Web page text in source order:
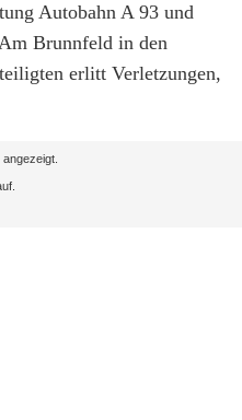
Autobahn A 93 und
Brunnfeld in den
erlitt Verletzungen,